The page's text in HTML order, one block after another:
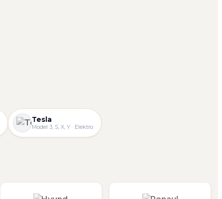
Tesla
Model 3, S, X, Y · Elektro